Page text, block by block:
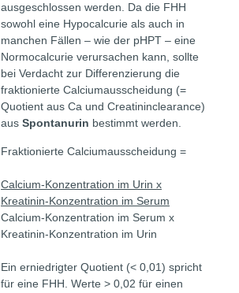
ausgeschlossen werden. Da die FHH
sowohl eine Hypocalcurie als auch in
manchen Fällen – wie der pHPT – eine
Normocalcurie verursachen kann, sollte
bei Verdacht zur Differenzierung die
fraktionierte Calciumausscheidung (=
Quotient aus Ca und Creatininclearance)
aus Spontanurin bestimmt werden.
Fraktionierte Calciumausscheidung =
Calcium-Konzentration im Urin x
Kreatinin-Konzentration im Serum
Calcium-Konzentration im Serum x
Kreatinin-Konzentration im Urin
Ein erniedrigter Quotient (< 0,01) spricht
für eine FHH. Werte > 0,02 für einen